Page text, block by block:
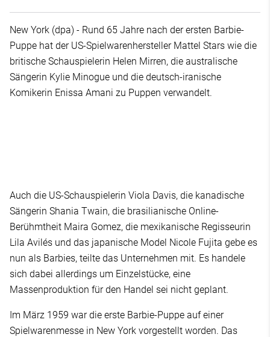
New York (dpa) - Rund 65 Jahre nach der ersten Barbie-
Puppe hat der US-Spielwarenhersteller Mattel Stars wie die
britische Schauspielerin Helen Mirren, die australische
Sängerin Kylie Minogue und die deutsch-iranische
Komikerin Enissa Amani zu Puppen verwandelt.
Auch die US-Schauspielerin Viola Davis, die kanadische
Sängerin Shania Twain, die brasilianische Online-
Berühmtheit Maira Gomez, die mexikanische Regisseurin
Lila Avilés und das japanische Model Nicole Fujita gebe es
nun als Barbies, teilte das Unternehmen mit. Es handele
sich dabei allerdings um Einzelstücke, eine
Massenproduktion für den Handel sei nicht geplant.
Im März 1959 war die erste Barbie-Puppe auf einer
Spielwarenmesse in New York vorgestellt worden. Das